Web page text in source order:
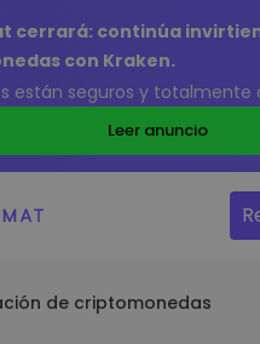
cerrará: continúa
con Kraken.
están seguros y totalmente
Leer anuncio
de criptomonedas